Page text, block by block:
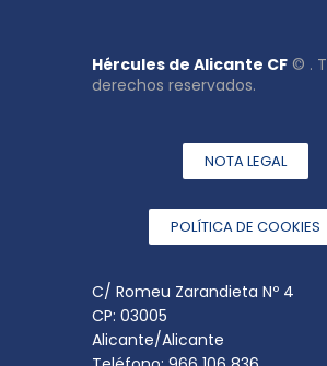
Hércules de Alicante CF © .
derechos reservados.
NOTA LEGAL
POLÍTICA DE COOKIES
C/ Romeu Zarandieta Nº 4
CP: 03005
Alicante/Alicante